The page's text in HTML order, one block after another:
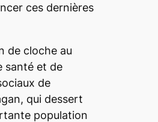
ces dernières
de cloche au
santé et de
de
qui dessert
population